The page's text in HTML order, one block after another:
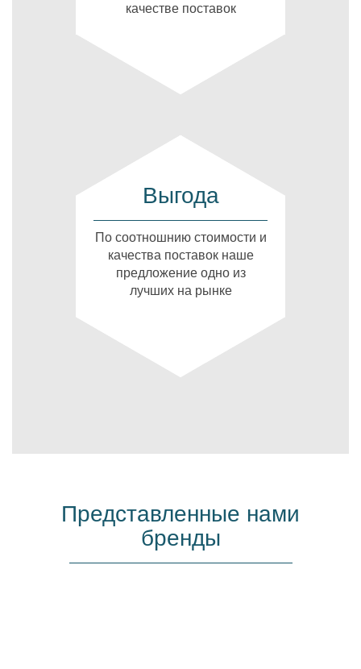
качестве поставок
Выгода
По соотношнию стоимости и
качества поставок наше
предложение одно из
лучших на рынке
Представленные нами
бренды